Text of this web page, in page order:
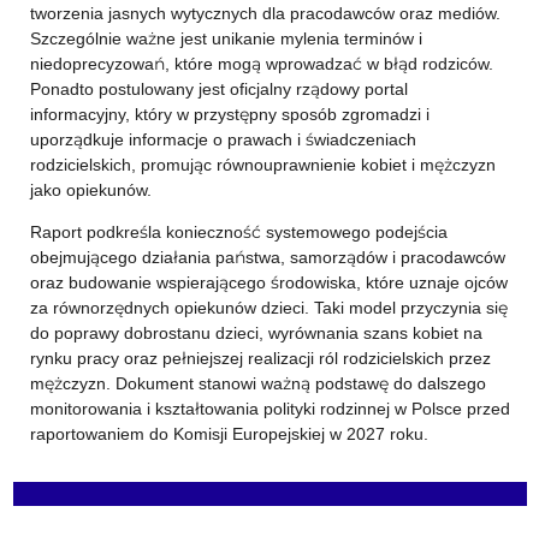
tworzenia jasnych wytycznych dla pracodawców oraz mediów.
Szczególnie ważne jest unikanie mylenia terminów i
niedoprecyzowań, które mogą wprowadzać w błąd rodziców.
Ponadto postulowany jest oficjalny rządowy portal
informacyjny, który w przystępny sposób zgromadzi i
uporządkuje informacje o prawach i świadczeniach
rodzicielskich, promując równouprawnienie kobiet i mężczyzn
jako opiekunów.
Raport podkreśla konieczność systemowego podejścia
obejmującego działania państwa, samorządów i pracodawców
oraz budowanie wspierającego środowiska, które uznaje ojców
za równorzędnych opiekunów dzieci. Taki model przyczynia się
do poprawy dobrostanu dzieci, wyrównania szans kobiet na
rynku pracy oraz pełniejszej realizacji ról rodzicielskich przez
mężczyzn. Dokument stanowi ważną podstawę do dalszego
monitorowania i kształtowania polityki rodzinnej w Polsce przed
raportowaniem do Komisji Europejskiej w 2027 roku.